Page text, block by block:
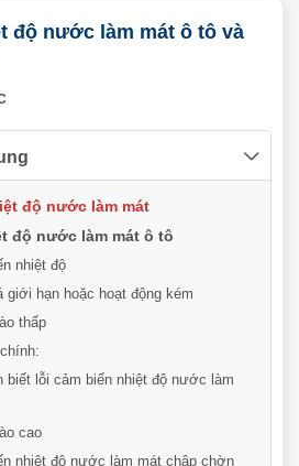
độ nước làm mát ô tô và
độ nước làm mát
độ nước làm mát ô tô
nhiệt độ
giới hạn hoặc hoạt động kém
thấp
biết lỗi cảm biến nhiệt độ nước làm
cao
nhiệt độ nước làm mát chập chờn